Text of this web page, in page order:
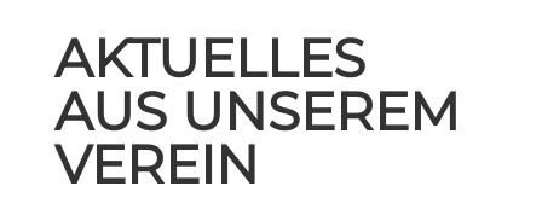
AKTUELLES
AUS UNSEREM
VEREIN